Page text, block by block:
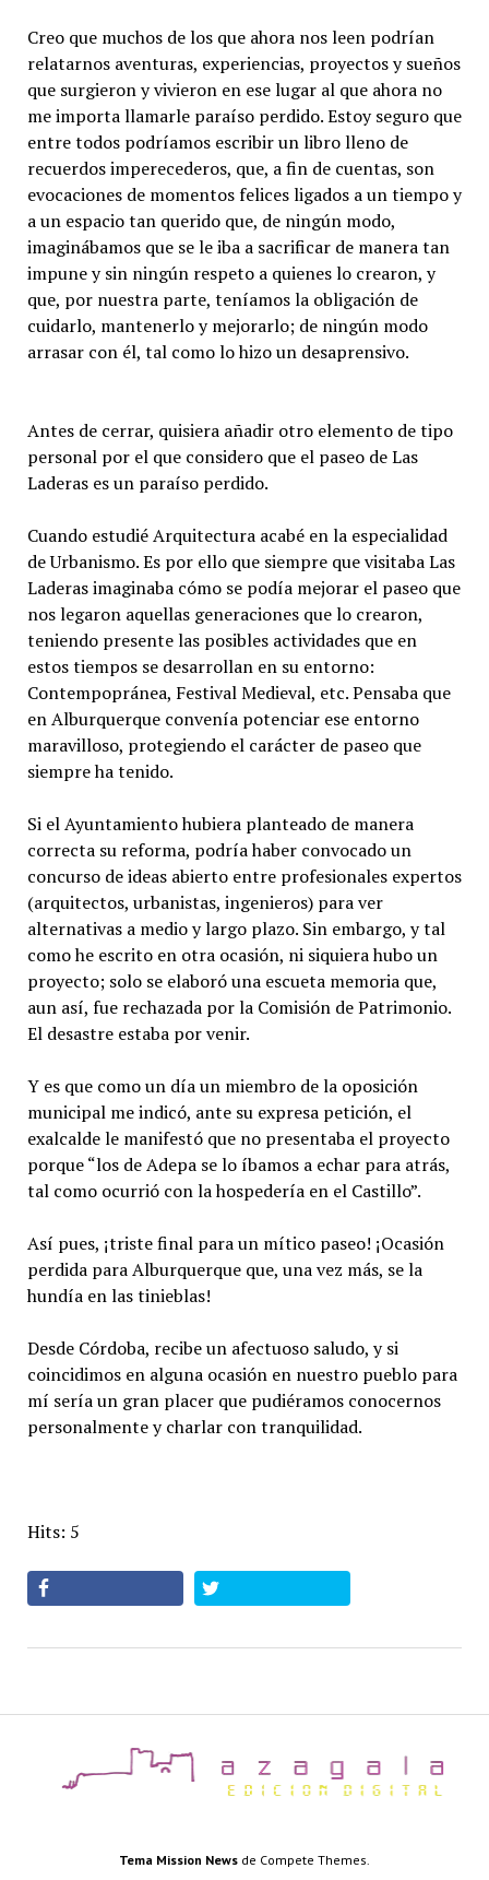
Creo que muchos de los que ahora nos leen podrían
relatarnos aventuras, experiencias, proyectos y sueños
que surgieron y vivieron en ese lugar al que ahora no
me importa llamarle paraíso perdido. Estoy seguro que
entre todos podríamos escribir un libro lleno de
recuerdos imperecederos, que, a fin de cuentas, son
evocaciones de momentos felices ligados a un tiempo y
a un espacio tan querido que, de ningún modo,
imaginábamos que se le iba a sacrificar de manera tan
impune y sin ningún respeto a quienes lo crearon, y
que, por nuestra parte, teníamos la obligación de
cuidarlo, mantenerlo y mejorarlo; de ningún modo
arrasar con él, tal como lo hizo un desaprensivo.
Antes de cerrar, quisiera añadir otro elemento de tipo
personal por el que considero que el paseo de Las
Laderas es un paraíso perdido.
Cuando estudié Arquitectura acabé en la especialidad
de Urbanismo. Es por ello que siempre que visitaba Las
Laderas imaginaba cómo se podía mejorar el paseo que
nos legaron aquellas generaciones que lo crearon,
teniendo presente las posibles actividades que en
estos tiempos se desarrollan en su entorno:
Contempopránea, Festival Medieval, etc. Pensaba que
en Alburquerque convenía potenciar ese entorno
maravilloso, protegiendo el carácter de paseo que
siempre ha tenido.
Si el Ayuntamiento hubiera planteado de manera
correcta su reforma, podría haber convocado un
concurso de ideas abierto entre profesionales expertos
(arquitectos, urbanistas, ingenieros) para ver
alternativas a medio y largo plazo. Sin embargo, y tal
como he escrito en otra ocasión, ni siquiera hubo un
proyecto; solo se elaboró una escueta memoria que,
aun así, fue rechazada por la Comisión de Patrimonio.
El desastre estaba por venir.
Y es que como un día un miembro de la oposición
municipal me indicó, ante su expresa petición, el
exalcalde le manifestó que no presentaba el proyecto
porque “los de Adepa se lo íbamos a echar para atrás,
tal como ocurrió con la hospedería en el Castillo”.
Así pues, ¡triste final para un mítico paseo! ¡Ocasión
perdida para Alburquerque que, una vez más, se la
hundía en las tinieblas!
Desde Córdoba, recibe un afectuoso saludo, y si
coincidimos en alguna ocasión en nuestro pueblo para
mí sería un gran placer que pudiéramos conocernos
personalmente y charlar con tranquilidad.
Hits: 5
Tema Mission News de Compete Themes.